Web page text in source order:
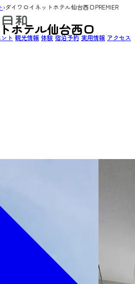
ト 観光情報 体験 宿泊予約 実用情報 アクセス
›ダイワロイネットホテル仙台西口PREMIER
ホテル仙台西口